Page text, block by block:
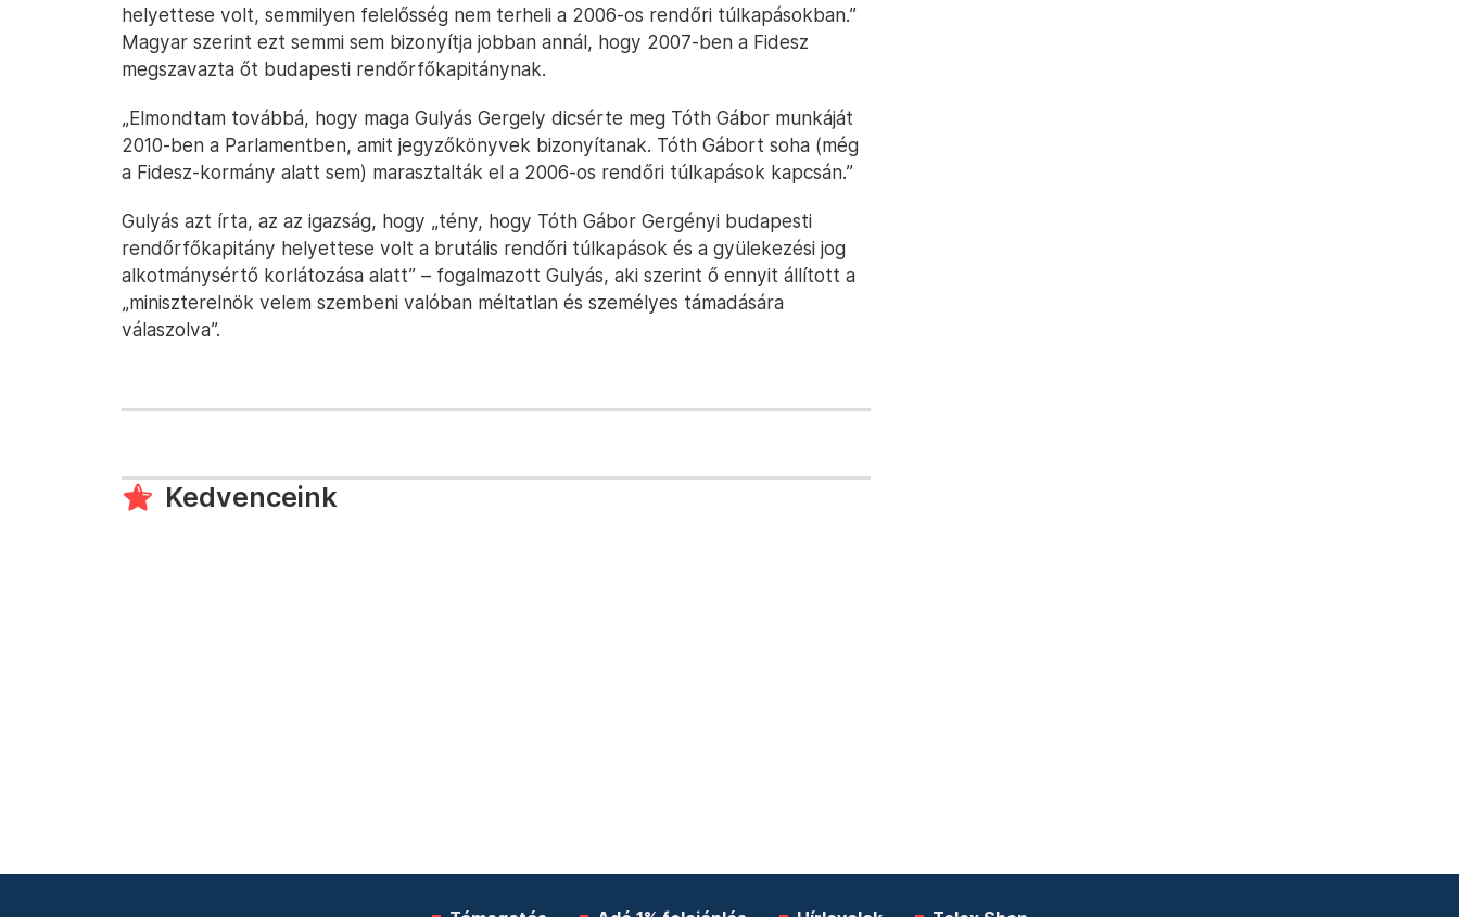
helyettese volt, semmilyen felelősség nem terheli a 2006-os rendőri túlkapásokban.”
Magyar szerint ezt semmi sem bizonyítja jobban annál, hogy 2007-ben a Fidesz
megszavazta őt budapesti rendőrfőkapitánynak.
„Elmondtam továbbá, hogy maga Gulyás Gergely dicsérte meg Tóth Gábor munkáját
2010-ben a Parlamentben, amit jegyzőkönyvek bizonyítanak. Tóth Gábort soha (még
a Fidesz-kormány alatt sem) marasztalták el a 2006-os rendőri túlkapások kapcsán.”
Gulyás azt írta, az az igazság, hogy „tény, hogy Tóth Gábor Gergényi budapesti
rendőrfőkapitány helyettese volt a brutális rendőri túlkapások és a gyülekezési jog
alkotmánysértő korlátozása alatt” – fogalmazott Gulyás, aki szerint ő ennyit állított a
„miniszterelnök velem szembeni valóban méltatlan és személyes támadására
válaszolva”.
Kedvenceink